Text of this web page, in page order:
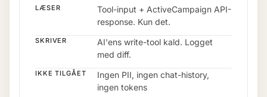
LÆSER
Tool-input + ActiveCampaign API-
response. Kun det.
SKRIVER
AI'ens write-tool kald. Logget
med diff.
IKKE TILGÅET
Ingen PII, ingen chat-history,
ingen tokens